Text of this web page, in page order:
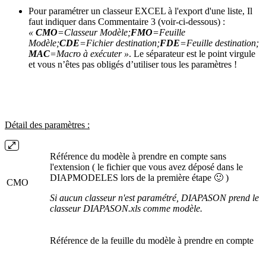
Pour paramétrer un classeur EXCEL à l'export d'une liste, Il
faut indiquer dans Commentaire 3 (voir-ci-dessous) :
« CMO=Classeur Modèle;FMO=Feuille
Modèle;CDE=Fichier destination;FDE=Feuille destination;
MAC=Macro à exécuter ». Le séparateur est le point virgule
et vous n’êtes pas obligés d’utiliser tous les paramètres !
Détail des paramètres :
CMO
Référence du modèle à prendre en compte sans
l'extension ( le fichier que vous avez déposé dans le
DIAPMODELES lors de la première étape 🙂 )
Si aucun classeur n'est paramétré, DIAPASON prend le
classeur DIAPASON.xls comme modèle.
Référence de la feuille du modèle à prendre en compte